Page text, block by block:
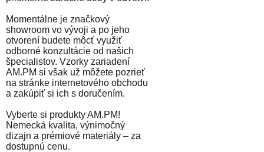
Momentálne je značkový
showroom vo vývoji a po jeho
otvorení budete môcť využiť
odborné konzultácie od našich
špecialistov. Vzorky zariadení
AM.PM si však už môžete pozrieť
na stránke internetového obchodu
a zakúpiť si ich s doručením.
Vyberte si produkty AM.PM!
Nemecká kvalita, výnimočný
dizajn a prémiové materiály – za
dostupnú cenu.